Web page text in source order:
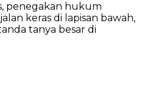
penegakan hukum
keras di lapisan bawah,
tanya besar di